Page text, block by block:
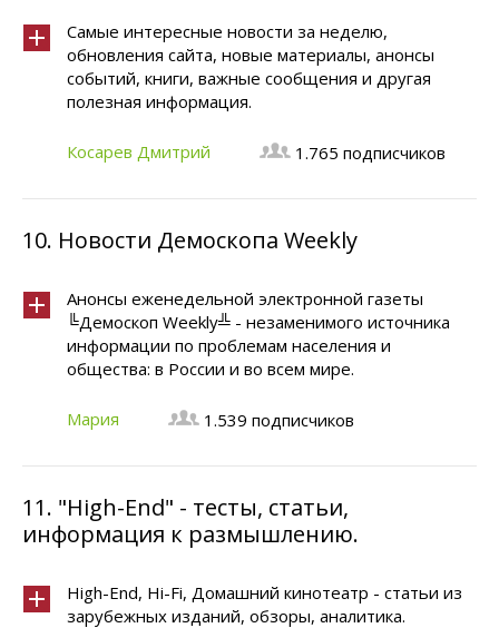
Самые интересные новости за неделю,
обновления сайта, новые материалы, анонсы
событий, книги, важные сообщения и другая
полезная информация.
Косарев Дмитрий 1.765 подписчиков
10. Новости Демоскопа Weekly
Анонсы еженедельной электронной газеты
╚Демоскоп Weekly╩ - незаменимого источника
информации по проблемам населения и
общества: в России и во всем мире.
Мария 1.539 подписчиков
11. "High-End" - тесты, статьи,
информация к размышлению.
High-End, Hi-Fi, Домашний кинотеатр - статьи из
зарубежных изданий, обзоры, аналитика.